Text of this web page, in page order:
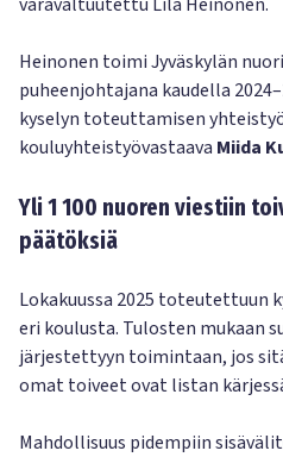
Heinonen toimi Jyväskylän
puheenjohtajana kaudella
kyselyn toteuttamisen
kouluyhteistyövastaava Miida
Yli 1 100 nuoren viestiin
päätöksiä
Lokakuussa 2025 toteutettuun
eri koulusta. Tulosten mukaan
järjestettyyn toimintaan, jos
omat toiveet ovat listan
Mahdollisuus pidempiin